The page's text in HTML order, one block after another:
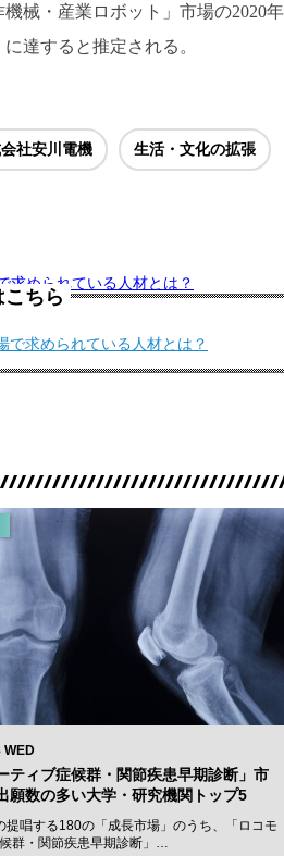
械・産業ロボット」市場の2020年
達すると推定される。
社安川電機 生活・文化の拡張
求められている人材とは？
ちら
で求められている人材とは？
WED
ティブ症候群・関節疾患早期診断」市
願数の多い大学・研究機関トップ5
提唱する180の「成長市場」のうち、「ロコモ
群・関節疾患早期診断」…